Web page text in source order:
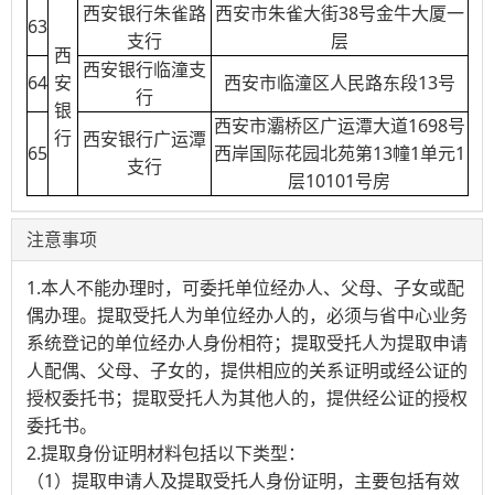
63
西
安
银
行
西安银行朱雀路
支行
西安市朱雀大街38号金牛大厦⼀
层
64
西安银行临潼支
行
西安市临潼区人民路东段13号
65
西安银行广运潭
支行
西安市灞桥区广运潭大道1698号
西岸国际花园北苑第13幢1单元1
层10101号房
注意事项
1.本人不能办理时，可委托单位经办人、父母、子女或配
偶办理。提取受托人为单位经办人的，必须与省中心业务
系统登记的单位经办人身份相符；提取受托人为提取申请
人配偶、父母、子女的，提供相应的关系证明或经公证的
授权委托书；提取受托人为其他人的，提供经公证的授权
委托书。
2.提取身份证明材料包括以下类型：
（1）提取申请人及提取受托人身份证明，主要包括有效